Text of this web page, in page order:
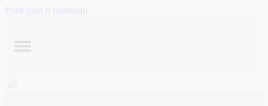
Pular para o conteúdo